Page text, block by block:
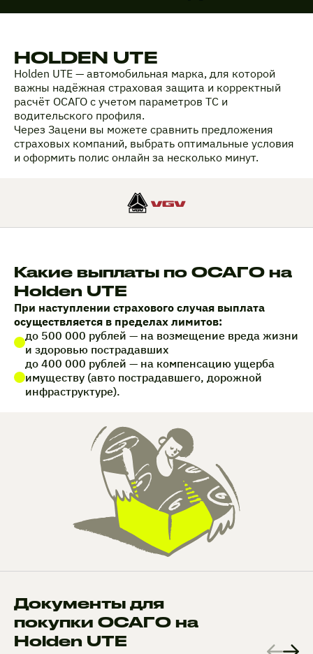
HOLDEN UTE
Holden UTE — автомобильная марка, для которой
важны надёжная страховая защита и корректный
расчёт ОСАГО с учетом параметров ТС и
водительского профиля.
Через Зацени вы можете сравнить предложения
страховых компаний, выбрать оптимальные условия
и оформить полис онлайн за несколько минут.
Какие выплаты по ОСАГО на
Holden UTE
При наступлении страхового случая выплата
осуществляется в пределах лимитов:
до 500 000 рублей — на возмещение вреда жизни
и здоровью пострадавших
до 400 000 рублей — на компенсацию ущерба
имуществу (авто пострадавшего, дорожной
инфраструктуре).
Документы для
покупки ОСАГО на
Holden UTE